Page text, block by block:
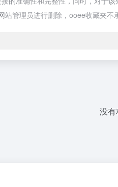
管理员进行删除，ooee收藏夹不
没有